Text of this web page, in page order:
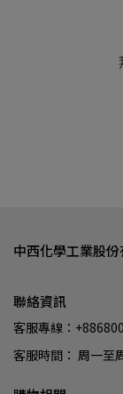
中西化學工業股
聯絡資訊
客服專線：
客服時間： 周一至